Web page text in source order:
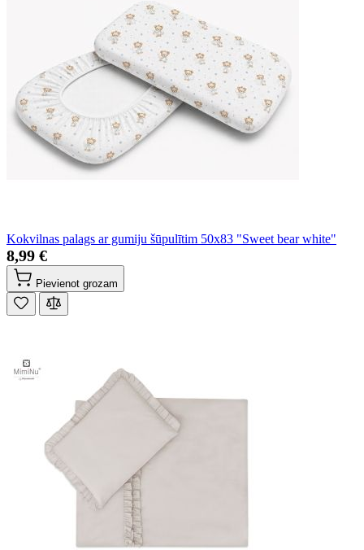
Kokvilnas palags ar gumiju šūpulītim 50x83 "Sweet bear white"
8,99 €
Pievienot grozam